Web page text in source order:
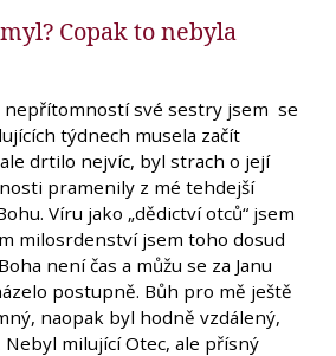
Copak to nebyla
nepřítomností své sestry jsem se
týdnech musela začít
drtilo nejvíc, byl strach o její
pramenily z mé tehdejší
Víru jako „dědictví otců“ jsem
milosrdenství jsem toho dosud
není čas a můžu se za Janu
postupně. Bůh pro mě ještě
naopak byl hodně vzdálený,
milující Otec, ale přísný